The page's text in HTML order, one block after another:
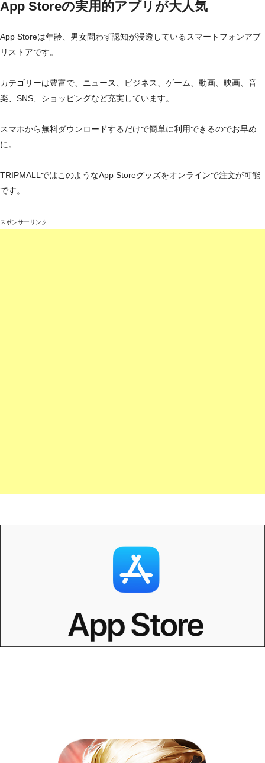
App Storeの実用的アプリが大人気
App Storeは年齢、男女問わず認知が浸透しているスマートフォンアプ
リストアです。
カテゴリーは豊富で、ニュース、ビジネス、ゲーム、動画、映画、音
楽、SNS、ショッピングなど充実しています。
スマホから無料ダウンロードするだけで簡単に利用できるのでお早め
に。
TRIPMALLではこのようなApp Storeグッズをオンラインで注文が可能
です。
スポンサーリンク